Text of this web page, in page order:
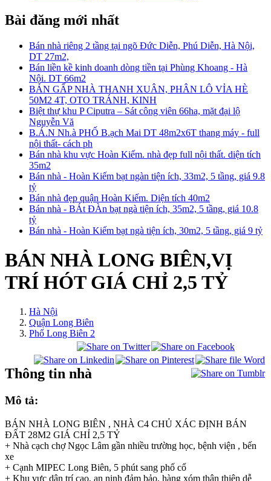
Bài đăng mới nhất
Bán nhà riêng 2 tầng tại ngõ Đức Diễn, Phú Diễn, Hà Nội,
DT 27m2,
Bán liền kề kinh doanh dòng tiền tại Phùng Khoang - Hà
Nội. DT 66m2
BÁN GẤP NHÀ THANH XUÂN, PHÂN LÔ VỈA HÈ
50M2 4T, OTO TRÁNH, KINH
Biệt thự khu P Ciputra – Sát công viên 66ha, mặt đại lộ
Nguyễn Vă
B.Á.N Nh.à PHỐ B.ạch Mai DT 48m2x6T thang máy - full
nội thất- cách ph
Bán nhà khu vực Hoàn Kiếm. nhà đẹp full nội thất. diện tích
35m2
Bán nhà - Hoàn Kiếm bạt ngàn tiện ích, 33m2, 5 tầng, giá 9.8
tỷ
Bán nhà đẹp quận Hoàn Kiếm. Diện tích 40m2
Bán nhà - BÁt ĐÀn bạt ngà tiện ích, 35m2, 5 tầng, giá 10.8
tỷ
Bán nhà - Hoàn Kiếm bạt ngà tiện ích, 30m2, 5 tầng, giá 9 tỷ
BÁN NHÀ LONG BIÊN,VỊ
TRÍ HÓT GIÁ CHỈ 2,5 TỶ
Hà Nội
Quận Long Biên
Phố Long Biên 2
Thông tin nhà
Mô tả:
BÁN NHÀ LONG BIÊN , NHÀ C4 CHỦ XÁC ĐỊNH BÁN
ĐẤT 28M2 GIÁ CHỈ 2,5 TỶ
+ Nhà cạch chợ Ngọc Lâm gần nhiều trường học, bệnh viện , bến
xe
+ Cạnh MIPEC Long Biên, 5 phút sang phố cổ
+ Khu vực dân trí cao, an ninh đảm bảo, hàng xóm thân thiện dễ